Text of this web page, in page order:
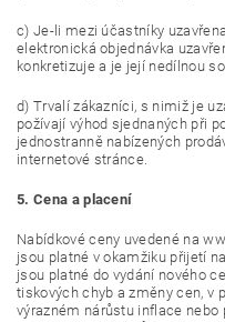
c) Je-li mezi účastníky
elektronická objednávka
konkretizuje a je její nedílnou
d) Trvalí zákazníci, s nimiž je
požívají výhod sjednaných při
jednostranně nabízených
internetové stránce.
5. Cena a placení
Nabídkové ceny uvedené na
jsou platné v okamžiku přijetí
jsou platné do vydání nového
tiskových chyb a změny cen, v
výrazném nárůstu inflace